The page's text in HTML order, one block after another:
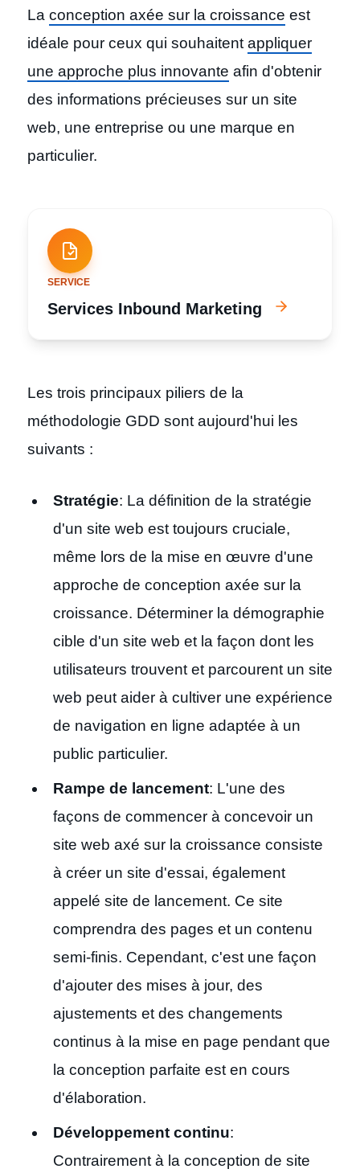
La conception axée sur la croissance est
idéale pour ceux qui souhaitentappliquer
une approche plus innovante afin d'obtenir
des informations précieuses sur un site
web, une entreprise ou une marque en
particulier.
SERVICE
Services Inbound Marketing
Les trois principaux piliers de la
méthodologie GDD sont aujourd'hui les
suivants :
Stratégie: La définition de la stratégie
d'un site web est toujours cruciale,
même lors de la mise en œuvre d'une
approche de conception axée sur la
croissance. Déterminer la démographie
cible d'un site web et la façon dont les
utilisateurs trouvent et parcourent un site
web peut aider à cultiver une expérience
de navigation en ligne adaptée à un
public particulier.
Rampe de lancement: L'une des
façons de commencer à concevoir un
site web axé sur la croissance consiste
à créer un site d'essai, également
appelé site de lancement. Ce site
comprendra des pages et un contenu
semi-finis. Cependant, c'est une façon
d'ajouter des mises à jour, des
ajustements et des changements
continus à la mise en page pendant que
la conception parfaite est en cours
d'élaboration.
Développement continu:
Contrairement à la conception de site